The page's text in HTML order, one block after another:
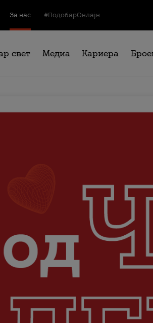
За нас #ПодобарОнлајн
свет Медиа Кариера